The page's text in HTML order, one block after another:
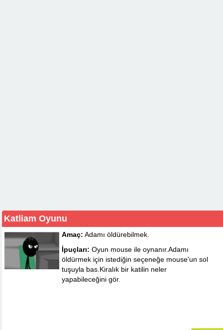
Katliam Oyunu
Amaç: Adamı öldürebilmek.
İpuçları: Oyun mouse ile oynanır.Adamı
öldürmek için istediğin seçeneğe mouse'un sol
tuşuyla bas.Kiralık bir katilin neler
yapabileceğini gör.